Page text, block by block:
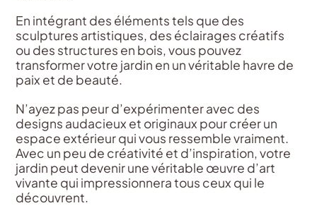
En intégrant des éléments tels que des
sculptures artistiques, des éclairages créatifs
ou des structures en bois, vous pouvez
transformer votre jardin en un véritable havre de
paix et de beauté.
N’ayez pas peur d’expérimenter avec des
designs audacieux et originaux pour créer un
espace extérieur qui vous ressemble vraiment.
Avec un peu de créativité et d’inspiration, votre
jardin peut devenir une véritable œuvre d’art
vivante qui impressionnera tous ceux qui le
découvrent.